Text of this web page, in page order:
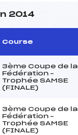
2014
Course
3ème Coupe de la
Fédération –
Trophée SAMSE
(FINALE)
3ème Coupe de la
Fédération –
Trophée SAMSE
(FINALE)